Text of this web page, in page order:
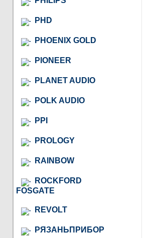
PHD
PHOENIX GOLD
PIONEER
PLANET AUDIO
POLK AUDIO
PPI
PROLOGY
RAINBOW
ROCKFORD
FOSGATE
REVOLT
РЯЗАНЬПРИБОР